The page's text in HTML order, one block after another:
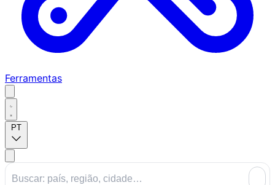
Ferramentas
PT